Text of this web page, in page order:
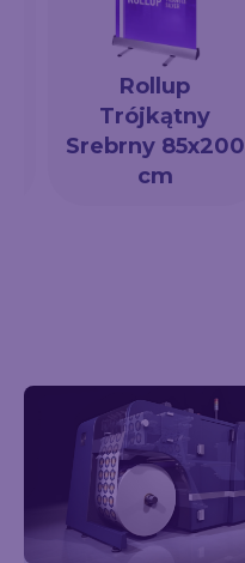
Rollup
Trójkątny
Srebrny 85x200
cm